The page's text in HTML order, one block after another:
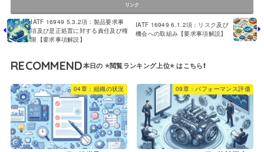
リンク
IATF 16949 5.3.2項：製品要求事
項及び是正処置に対する責任及び権
限【要求事項解説】
IATF 16949 6.1.2項：リスク及び
機会への取組み【要求事項解説】
RECOMMEND
04章：組織の状況 09章：パフォーマンス評価